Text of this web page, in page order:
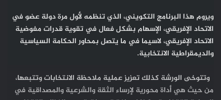
ويروم هذا البرنامج التكويني، الذي تنظمه لأول مرة دولة عضو في
الاتحاد الإفريقي، الإسهام بشكل فعال في تقوية قدرات مفوضية
الاتحاد الإفريقي، لاسيما في ما يتصل بمحاور الحكامة السياسية
والديمقراطية الانتخابية.
وتتوخى الورشة كذلك تعزيز عملية ملاحظة الانتخابات وتتبعها،
من حيث هي أداة محورية لإرساء الثقة والشرعية والمصداقية في